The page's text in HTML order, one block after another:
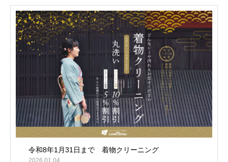
令和8年1月31日まで 着物クリーニング